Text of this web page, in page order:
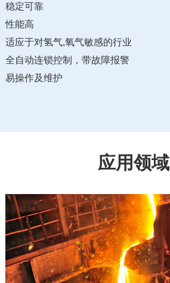
稳定可靠
性能高
适应于对氢气,氧气敏感的行业
全自动连锁控制，带故障报警
易操作及维护
应用领域